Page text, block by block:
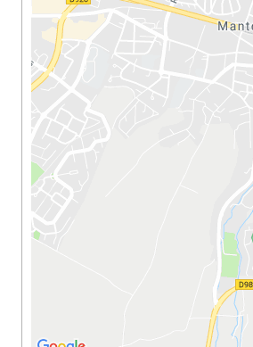
Parcours & Courses
Outils & Réseaux